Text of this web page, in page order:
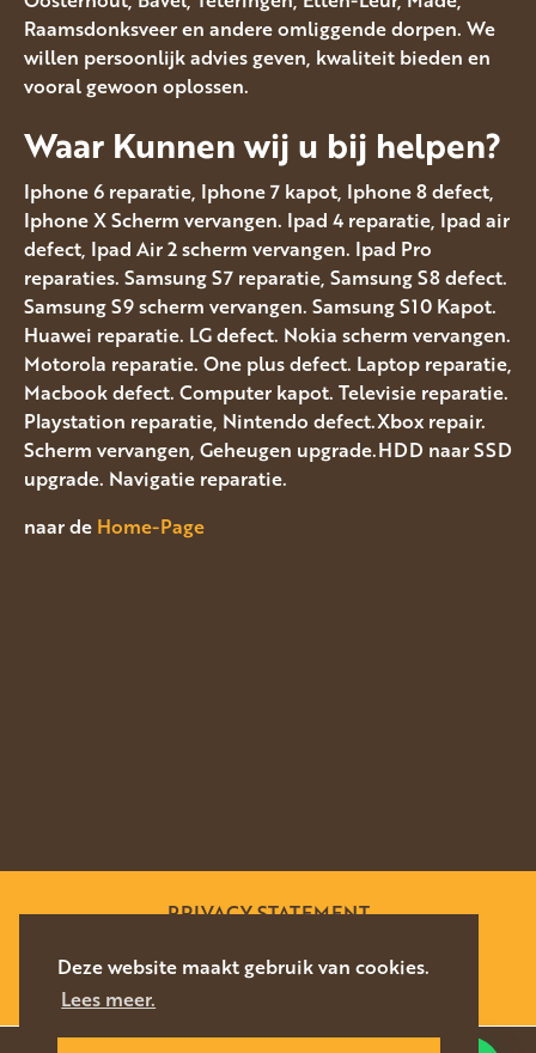
Deze website maakt gebruik van cookies.
Lees meer.
Raamsdonksveer en andere omliggende dorpen. We
willen persoonlijk advies geven, kwaliteit bieden en
vooral gewoon oplossen.
Waar Kunnen wij u bij helpen?
Iphone 6 reparatie, Iphone 7 kapot, Iphone 8 defect,
Iphone X Scherm vervangen. Ipad 4 reparatie, Ipad air
defect, Ipad Air 2 scherm vervangen. Ipad Pro
reparaties. Samsung S7 reparatie, Samsung S8 defect.
Samsung S9 scherm vervangen. Samsung S10 Kapot.
Huawei reparatie. LG defect. Nokia scherm vervangen.
Motorola reparatie. One plus defect. Laptop reparatie,
Macbook defect. Computer kapot. Televisie reparatie.
Playstation reparatie, Nintendo defect.Xbox repair.
Scherm vervangen, Geheugen upgrade.HDD naar SSD
upgrade. Navigatie reparatie.
naar de Home-Page
PRIVACY STATEMENT
WEBSITE DOOR